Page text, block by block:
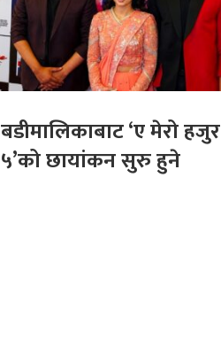
बडीमालिकाबाट ‘ए मेरो हजुर
५’को छायांकन सुरु हुने